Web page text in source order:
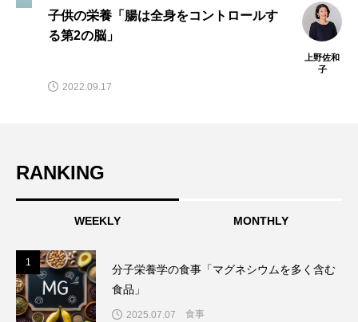
子供の栄養「腸は全身をコントロールす
る第2の脳」
上野佐和
子
2022.09.17
RANKING
WEEKLY MONTHLY
1
分子栄養学の食事「マグネシウムを多く含む
食品」
2025.07.07 食事